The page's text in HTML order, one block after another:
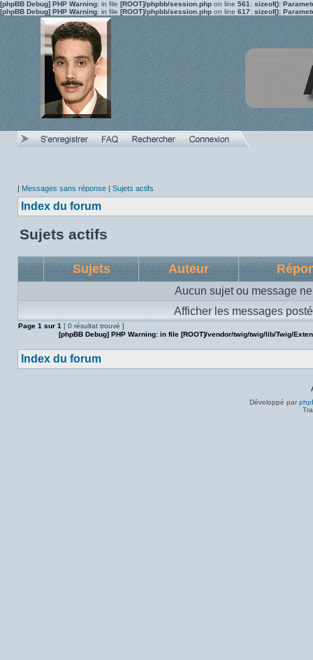
[phpBB Debug] PHP Warning: in file [ROOT]/phpbb/session.php on line 561 : sizeof():
[phpBB Debug] PHP Warning: in file [ROOT]/phpbb/session.php on line 617: sizeof():
| Messages sans réponse | Sujets actifs
Index du forum
Sujets actifs
Sujets Auteur
Aucun sujet ou message
Afficher les messages
Page 1 sur 1 [ 0 résultat trouvé ]
[phpBB Debug] PHP Warning: in file [ROOT]/vendor/twig/twig/lib/Twig/
Index du forum
Développé par